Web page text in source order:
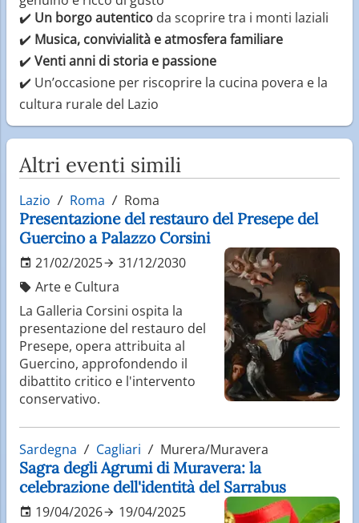
✔️ Un borgo autentico da scoprire tra i monti laziali
✔️ Musica, convivialità e atmosfera familiare
✔️ Venti anni di storia e passione
✔️ Un’occasione per riscoprire la cucina povera e la
cultura rurale del Lazio
Altri eventi simili
Lazio Roma Roma
Presentazione del restauro del Presepe del
Guercino a Palazzo Corsini
21/02/2025
31/12/2030
Arte e Cultura
La Galleria Corsini ospita la
presentazione del restauro del
Presepe, opera attribuita al
Guercino, approfondendo il
dibattito critico e l'intervento
conservativo.
Sardegna Cagliari Murera/Muravera
Sagra degli Agrumi di Muravera: la
celebrazione dell'identità del Sarrabus
19/04/2026
19/04/2025